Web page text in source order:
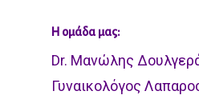
Η ομάδα μας:
Dr. Μανώλης
Γυναικολόγος